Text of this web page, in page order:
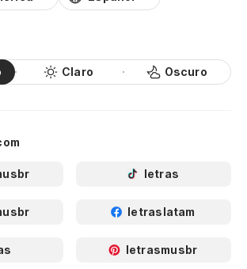
Claro Oscuro
letras
letraslatam
letrasmusbr